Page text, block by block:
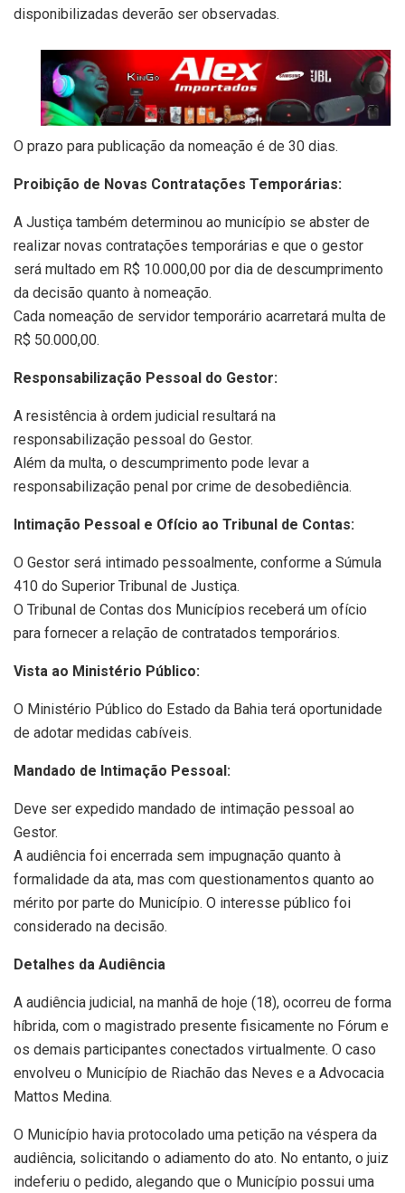
disponibilizadas deverão ser observadas.
O prazo para publicação da nomeação é de 30 dias.
Proibição de Novas Contratações Temporárias:
A Justiça também determinou ao município se abster de
realizar novas contratações temporárias e que o gestor
será multado em R$ 10.000,00 por dia de descumprimento
da decisão quanto à nomeação.
Cada nomeação de servidor temporário acarretará multa de
R$ 50.000,00.
Responsabilização Pessoal do Gestor:
A resistência à ordem judicial resultará na
responsabilização pessoal do Gestor.
Além da multa, o descumprimento pode levar a
responsabilização penal por crime de desobediência.
Intimação Pessoal e Ofício ao Tribunal de Contas:
O Gestor será intimado pessoalmente, conforme a Súmula
410 do Superior Tribunal de Justiça.
O Tribunal de Contas dos Municípios receberá um ofício
para fornecer a relação de contratados temporários.
Vista ao Ministério Público:
O Ministério Público do Estado da Bahia terá oportunidade
de adotar medidas cabíveis.
Mandado de Intimação Pessoal:
Deve ser expedido mandado de intimação pessoal ao
Gestor.
A audiência foi encerrada sem impugnação quanto à
formalidade da ata, mas com questionamentos quanto ao
mérito por parte do Município. O interesse público foi
considerado na decisão.
Detalhes da Audiência
A audiência judicial, na manhã de hoje (18), ocorreu de forma
híbrida, com o magistrado presente fisicamente no Fórum e
os demais participantes conectados virtualmente. O caso
envolveu o Município de Riachão das Neves e a Advocacia
Mattos Medina.
O Município havia protocolado uma petição na véspera da
audiência, solicitando o adiamento do ato. No entanto, o juiz
indeferiu o pedido, alegando que o Município possui uma